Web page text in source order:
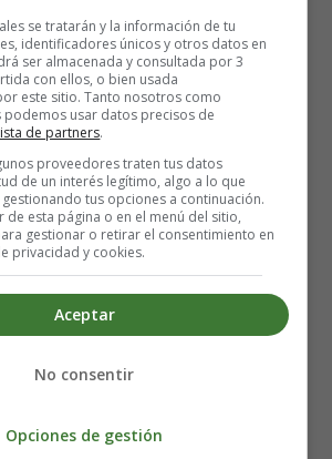
no solo se trata de dar cosas
puede ser un gesto tan sencillo como
que necesita desahogarse, ofrecer
la necesita o simplemente estar
que lo necesite.
de la Navidad nos invita a ser más
con los demás. A veces, podemos
con las personas que nos rodean, pero
y comprensión.
recordar que la Navidad no solo
en lo que queremos recibir que
se tratarán y la información de tu
identificadores únicos y otros datos en
ser almacenada y consultada por 3
con ellos, o bien usada
este sitio. Tanto nosotros como
usar datos precisos de
de partners.
proveedores traten tus datos
de un interés legítimo, algo a lo que
tus opciones a continuación.
de esta página o en el menú del sitio,
gestionar o retirar el consentimiento en
privacidad y cookies.
Aceptar
No consentir
Opciones de gestión